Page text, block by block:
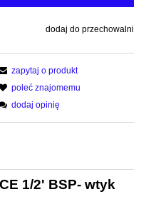
dodaj do przechowalni
zapytaj o produkt
poleć znajomemu
dodaj opinię
1/2' BSP- wtyk